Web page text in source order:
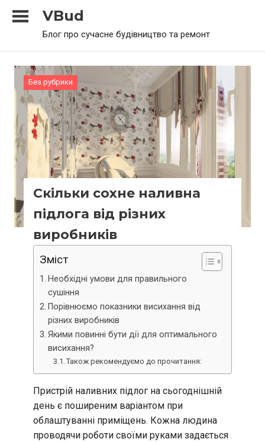
VBud
Блог про сучасне будівництво та ремонт
Без рубрики
Скільки сохне наливна
підлога від різних
виробників
Зміст
Необхідні умови для правильного
сушіння
Порівнюємо показники висихання від
різних виробників
Якими повинні бути дії для оптимального
висихання?
Також рекомендуємо до прочитання:
Пристрій наливних підлог на сьогоднішній
день є поширеним варіантом при
облаштуванні приміщень. Кожна людина
проводячи роботи своїми руками задається